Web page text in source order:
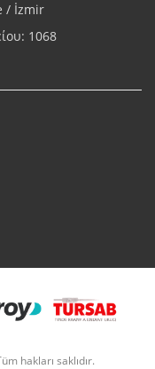
/ İzmir
1068
hakları saklıdır.